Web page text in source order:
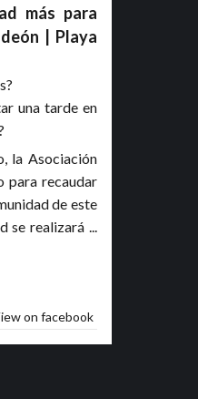
más para
| Playa
una tarde en
la Asociación
para recaudar
de este
se realizará ...
on facebook